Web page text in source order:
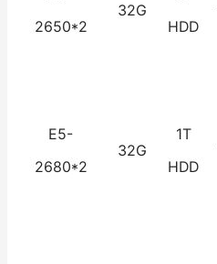
2650*2
32G
HDD
E5-
2680*2
32G
1T
HDD